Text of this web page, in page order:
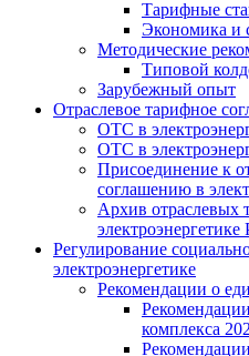
Тарифные
Экономика и
Методические
Типовой
Зарубежный опыт
Отраслевое тарифное
ОТС в
ОТС в
Присоединение к
соглашению в
Архив отраслевых
Регулирование
электроэнергетике
Рекомендации о
комплекса